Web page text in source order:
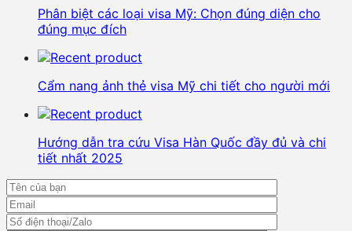
Phân biệt các loại visa Mỹ: Chọn đúng diện cho
đúng mục đích
Cẩm nang ảnh thẻ visa Mỹ chi tiết cho người mới
Hướng dẫn tra cứu Visa Hàn Quốc đầy đủ và chi
tiết nhất 2025